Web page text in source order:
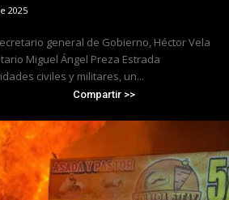
2025
general de Gobierno, Héctor Vela
Miguel Ángel Preza Estrada
civiles y militares, un...
Compartir >>